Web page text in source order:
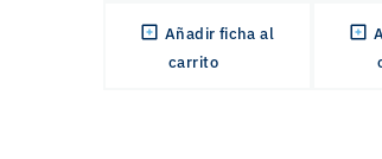
Añadir ficha al
carrito